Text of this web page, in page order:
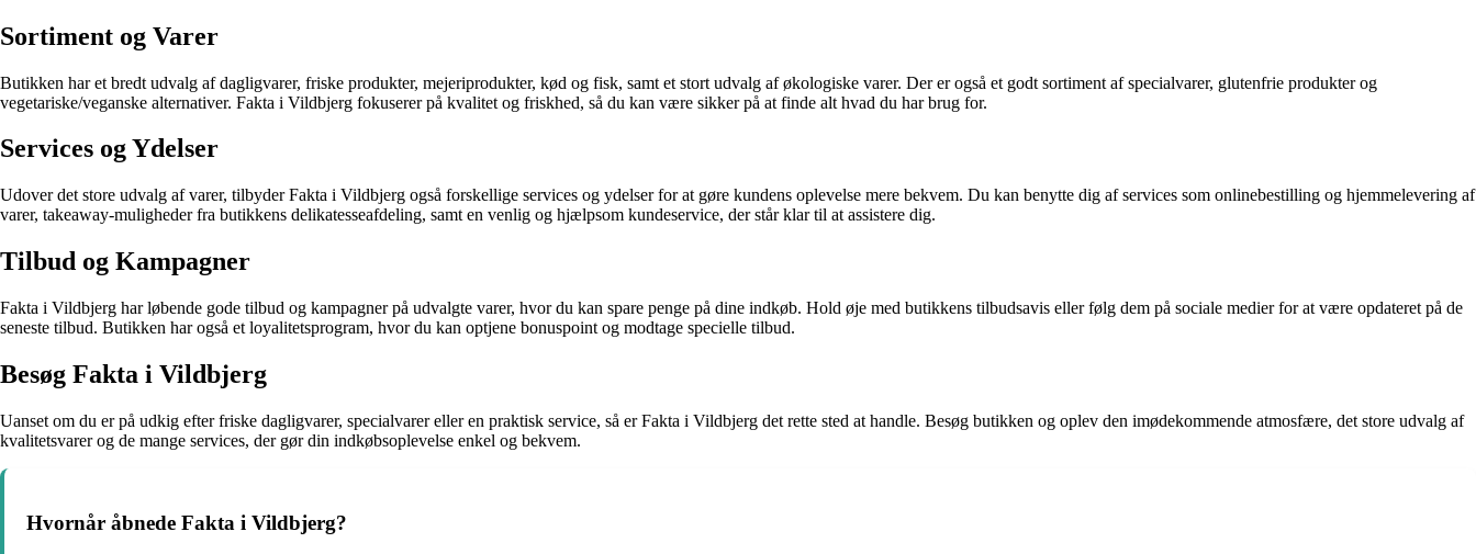
Sortiment og Varer
Butikken har et bredt udvalg af dagligvarer, friske produkter, mejeriprodukter, kød og fisk, samt et stort udvalg af økologiske varer. Der er også et godt sortiment af specialvarer, glutenfrie produkter og
vegetariske/veganske alternativer. Fakta i Vildbjerg fokuserer på kvalitet og friskhed, så du kan være sikker på at finde alt hvad du har brug for.
Services og Ydelser
Udover det store udvalg af varer, tilbyder Fakta i Vildbjerg også forskellige services og ydelser for at gøre kundens oplevelse mere bekvem. Du kan benytte dig af services som onlinebestilling og hjemmelevering af
varer, takeaway-muligheder fra butikkens delikatesseafdeling, samt en venlig og hjælpsom kundeservice, der står klar til at assistere dig.
Tilbud og Kampagner
Fakta i Vildbjerg har løbende gode tilbud og kampagner på udvalgte varer, hvor du kan spare penge på dine indkøb. Hold øje med butikkens tilbudsavis eller følg dem på sociale medier for at være opdateret på de
seneste tilbud. Butikken har også et loyalitetsprogram, hvor du kan optjene bonuspoint og modtage specielle tilbud.
Besøg Fakta i Vildbjerg
Uanset om du er på udkig efter friske dagligvarer, specialvarer eller en praktisk service, så er Fakta i Vildbjerg det rette sted at handle. Besøg butikken og oplev den imødekommende atmosfære, det store udvalg af
kvalitetsvarer og de mange services, der gør din indkøbsoplevelse enkel og bekvem.
Hvornår åbnede Fakta i Vildbjerg?